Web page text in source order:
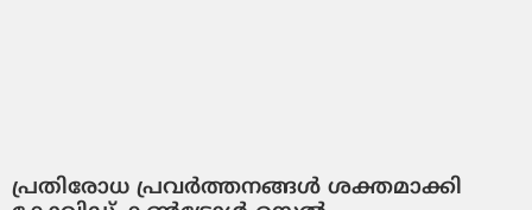
പ്രതിരോധ പ്രവര്‍ത്തനങ്ങള്‍ ശക്തമാക്കി